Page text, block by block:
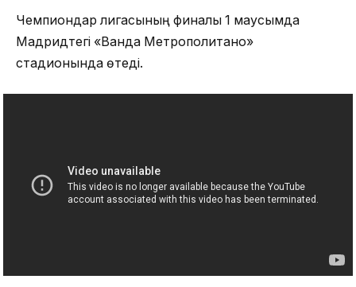
Чемпиондар лигасының финалы 1 маусымда
Мадридтегі «Ванда Метрополитано»
стадионында өтеді.